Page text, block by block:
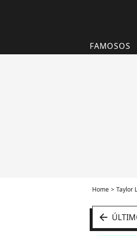
FAMOSOS
Home Taylor
arrow_left